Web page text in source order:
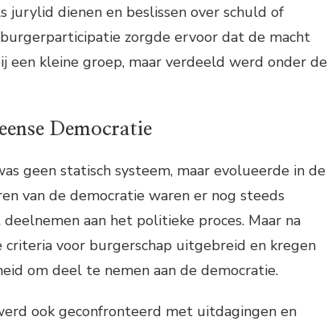
jurylid dienen en beslissen over schuld of
zorgde ervoor dat de macht
een kleine groep, maar verdeeld werd onder de
Democratie
geen statisch systeem, maar evolueerde in de
van de democratie waren er nog steeds
aan het politieke proces. Maar na
voor burgerschap uitgebreid en kregen
om deel te nemen aan de democratie.
ook geconfronteerd met uitdagingen en